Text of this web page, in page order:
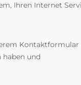
Ihren Internet
haben und